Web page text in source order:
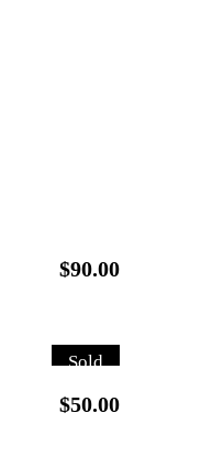
$90.00
Sold
$50.00